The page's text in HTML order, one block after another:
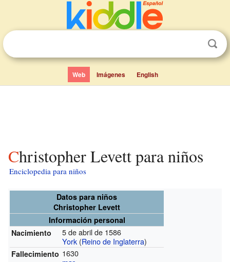
Web Imágenes English
Christopher Levett para niños
Enciclopedia para niños
Datos para niños
Christopher Levett
Información personal
Nacimiento
5 de abril de 1586
York (Reino de Inglaterra)
Fallecimiento 1630